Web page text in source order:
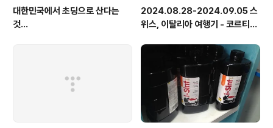
대한민국에서 초딩으로 산다는
것...
2024.08.28-2024.09.05 스
위스, 이탈리아 여행기 - 코르티나
스